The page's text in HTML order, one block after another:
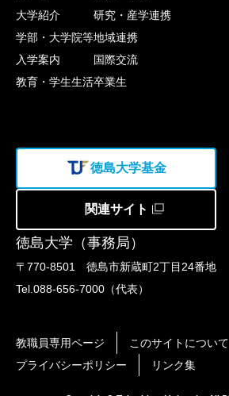
徳島大学（事務局）
〒770-8501 徳島市新蔵町2丁目24番地
Tel.088-656-7000（代表）
大学紹介
学部・大学院等
入学案内
教育・学生生活
研究・産学連携
地域連携
国際交流
卒業生
徳島大学基金
関連サイト
教職員専用ページ
このサイトについて
プライバシーポリシー
リンク集